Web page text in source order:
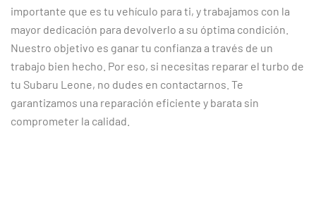
importante que es tu vehículo para ti, y trabajamos con la
mayor dedicación para devolverlo a su óptima condición.
Nuestro objetivo es ganar tu confianza a través de un
trabajo bien hecho. Por eso, si necesitas reparar el turbo de
tu Subaru Leone, no dudes en contactarnos. Te
garantizamos una reparación eficiente y barata sin
comprometer la calidad.